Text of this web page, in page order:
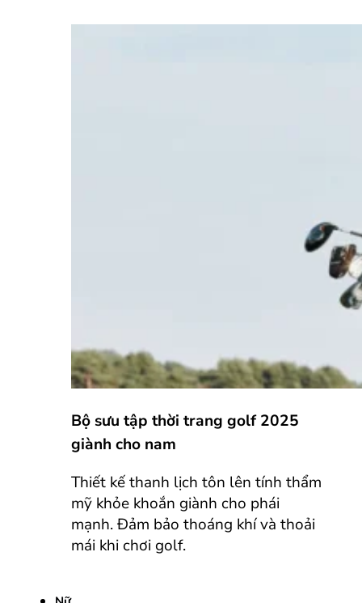
Bộ sưu tập thời trang golf 2025
giành cho nam
Thiết kế thanh lịch tôn lên tính thẩm
mỹ khỏe khoắn giành cho phái
mạnh. Đảm bảo thoáng khí và thoải
mái khi chơi golf.